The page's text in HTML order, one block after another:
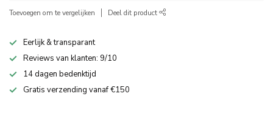
Toevoegen om te vergelijken Deel dit product
Eerlijk & transparant
Reviews van klanten: 9/10
14 dagen bedenktijd
Gratis verzending vanaf €150